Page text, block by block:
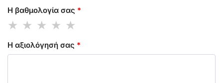
Η βαθμολογία σας *
Η αξιολόγησή σας *